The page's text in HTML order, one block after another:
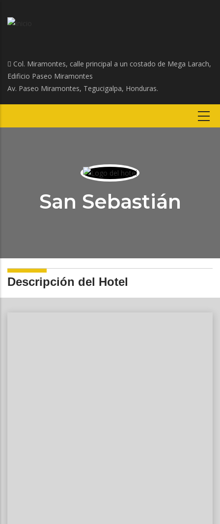
Col. Miramontes, calle principal a un costado de Mega Larach,
Edificio Paseo Miramontes
Av. Paseo Miramontes, Tegucigalpa, Honduras.
San Sebastián
Descripción del Hotel